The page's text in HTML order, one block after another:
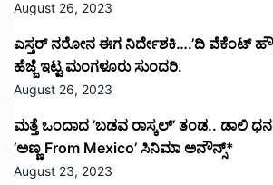
August 26, 2023
ಎಸ್ತರ್ ನರೋನ ಈಗ ನಿರ್ದೇಶಕಿ….’ದಿ ವೆಕೆಂಟ್
ಹೆಜ್ಜೆ ಇಟ್ಟ ಮಂಗಳೂರು ಸುಂದರಿ.
August 26, 2023
ಮತ್ತೆ ಒಂದಾದ ’ಬಡವ ರಾಸ್ಕಲ್’ ತಂಡ.. ಡಾಲಿ
’ಅಣ್ಣ From Mexico’ ಸಿನಿಮಾ ಅನೌನ್ಸ್*
August 23, 2023